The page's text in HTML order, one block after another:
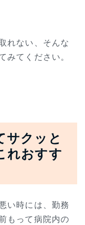
れない、そんな
みてください。
サクッと
れおすす
い時には、勤務
もって病院内の